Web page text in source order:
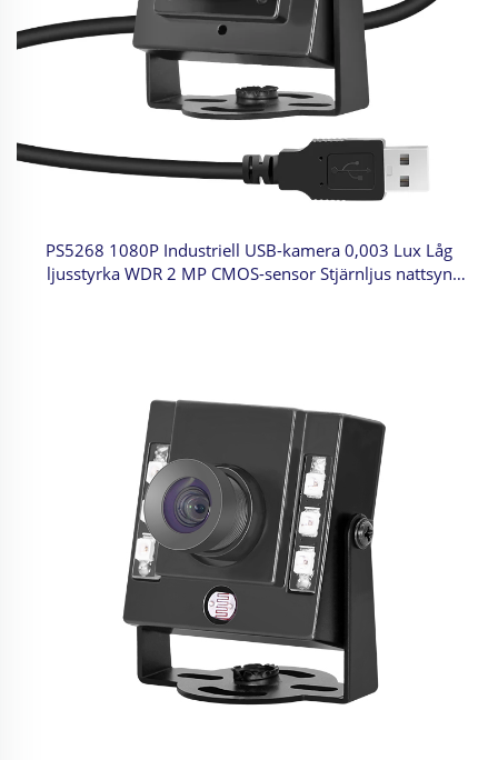
PS5268 1080P Industriell USB-kamera 0,003 Lux Låg
ljusstyrka WDR 2 MP CMOS-sensor Stjärnljus nattsyn